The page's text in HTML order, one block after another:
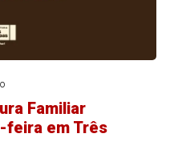
Familiar
feira em Três